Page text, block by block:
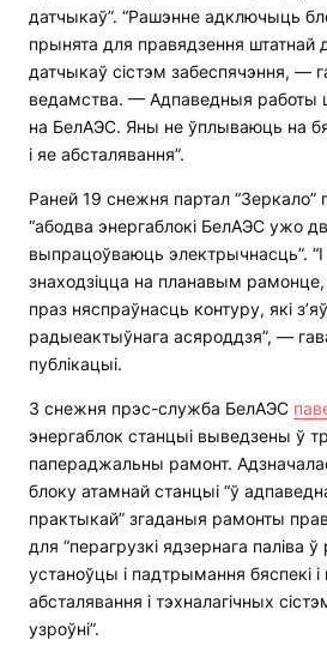
датчыкаў”. “Рашэнне адключыць
прынята для правядзення штатнай
датчыкаў сістэм забеспячэння, —
ведамства. — Адпаведныя работы
на БелАЭС. Яны не ўплываюць на
і яе абсталявання”.
Раней 19 снежня партал “Зеркало”
“абодва энергаблокі БелАЭС ужо
выпрацоўваюць электрычнасць”.
знаходзіцца на планавым
праз няспраўнасць контуру, які
радыеактыўнага асяроддзя”, —
публікацыі.
3 снежня прэс-служба БелАЭС
энергаблок станцыі выведзены ў
папераджальны рамонт.
блоку атамнай станцыі “ў
практыкай” згаданыя рамонты
для “перагрузкі ядзернага паліва
устаноўцы і падтрымання бяспекі і
абсталявання і тэхналагічных
узроўні”.